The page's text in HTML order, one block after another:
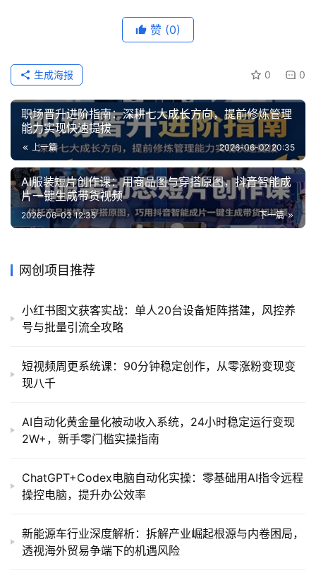
赞 (0)
0 0
生成海报
职场晋升进阶指南：深耕七大成长方向，提前修炼管理
能力实现快速提拔
上一篇 2026-06-02 20:35
AI服装短片创作课：用商品图与穿搭原图，抖音智能成
片一键生成带货视频
下一篇
2026-06-03 12:35
网创项目推荐
小红书图文获客实战：单人20台设备矩阵搭建，风控养
号与批量引流全攻略
短视频周更系统课：90分钟稳定创作，从零涨粉变现变
现八千
AI自动化黄金量化被动收入系统，24小时稳定运行变现
2W+，新手零门槛实操指南
ChatGPT+Codex电脑自动化实操：零基础用AI指令远程
操控电脑，提升办公效率
新能源车行业深度解析：拆解产业崛起根源与内卷困局，
透视海外贸易争端下的机遇风险